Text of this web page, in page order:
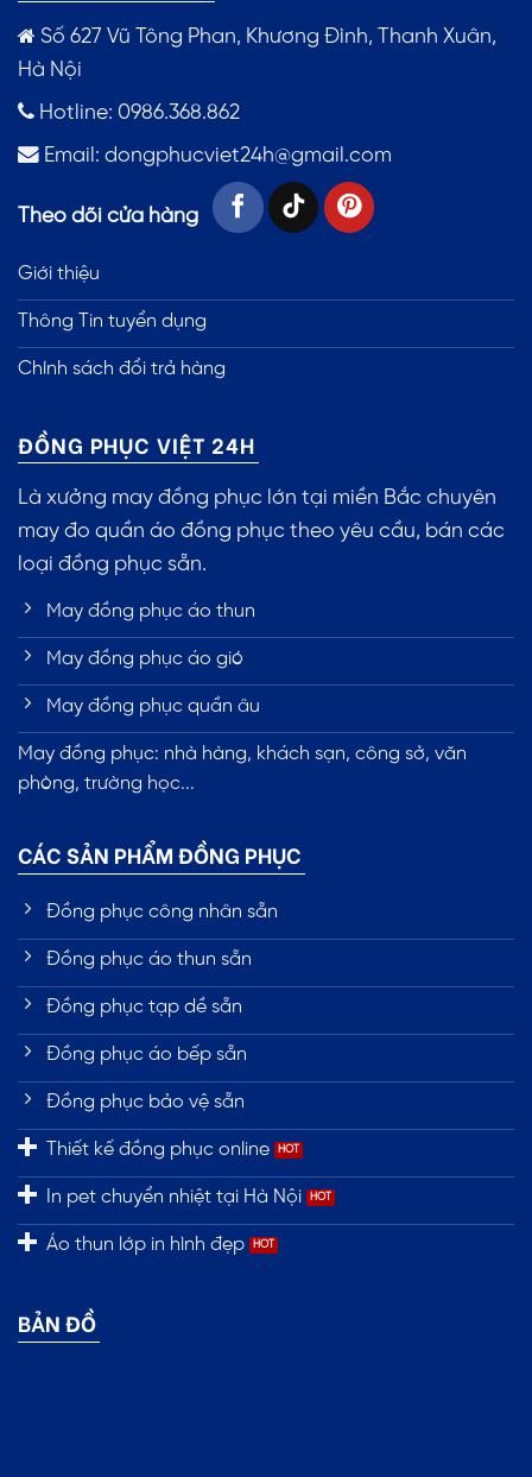
Số 627 Vũ Tông Phan, Khương Đình, Thanh Xuân,
Hà Nội
Hotline: 0986.368.862
Email: dongphucviet24h@gmail.com
Theo dõi cửa hàng
Giới thiệu
Thông Tin tuyển dụng
Chính sách đổi trả hàng
ĐỒNG PHỤC VIỆT 24H
Là xưởng may đồng phục lớn tại miền Bắc chuyên
may đo quần áo đồng phục theo yêu cầu, bán các
loại đồng phục sẵn.
May đồng phục áo thun
May đồng phục áo gió
May đồng phục quần âu
May đồng phục: nhà hàng, khách sạn, công sở, văn
phòng, trường học...
CÁC SẢN PHẨM ĐỒNG PHỤC
Đồng phục công nhân sẵn
Đồng phục áo thun sẵn
Đồng phục tạp dề sẵn
Đồng phục áo bếp sẵn
Đồng phục bảo vệ sẵn
Thiết kế đồng phục online
In pet chuyển nhiệt tại Hà Nội
Áo thun lớp in hình đẹp
BẢN ĐỒ